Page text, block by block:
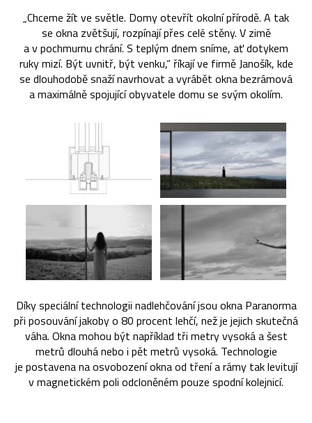
„Chceme žít ve světle. Domy otevřít okolní přírodě. A tak
se okna zvětšují, rozpínají přes celé stěny. V zimě
a v pochmurnu chrání. S teplým dnem sníme, ať dotykem
ruky mizí. Být uvnitř, být venku,“ říkají ve firmě Janošík, kde
se dlouhodobě snaží navrhovat a vyrábět okna bezrámová
a maximálně spojující obyvatele domu se svým okolím.
Díky speciální technologii nadlehčování jsou okna Paranorma
při posouvání jakoby o 80 procent lehčí, než je jejich skutečná
váha. Okna mohou být například tři metry vysoká a šest
metrů dlouhá nebo i pět metrů vysoká. Technologie
je postavena na osvobození okna od tření a rámy tak levitují
v magnetickém poli odcloněném pouze spodní kolejnicí.